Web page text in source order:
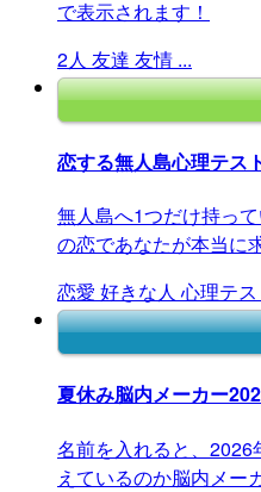
で表示されます！
2人 友達 友情 ...
恋する無人島心理テス
無人島へ1つだけ持っ
の恋であなたが本当に
恋愛 好きな人 心理テス
夏休み脳内メーカー
名前を入れると、
えているのか脳内メー